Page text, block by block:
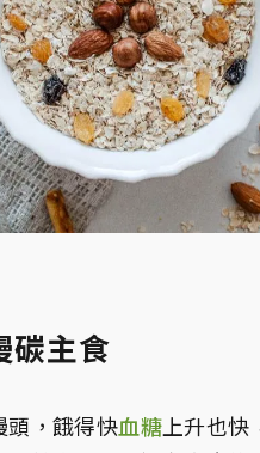
碳主食
頭，餓得快血糖 上升也